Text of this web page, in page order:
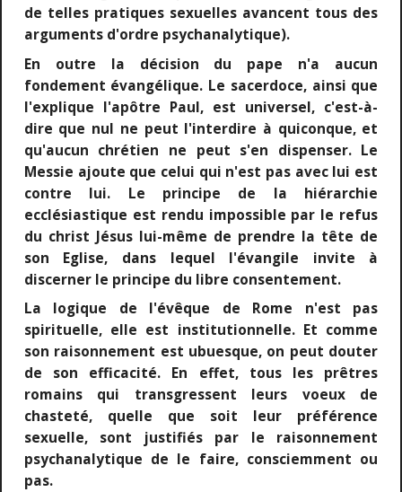
de telles pratiques sexuelles avancent tous des
arguments d'ordre psychanalytique).
En outre la décision du pape n'a aucun
fondement évangélique. Le sacerdoce, ainsi que
l'explique l'apôtre Paul, est universel, c'est-à-
dire que nul ne peut l'interdire à quiconque, et
qu'aucun chrétien ne peut s'en dispenser. Le
Messie ajoute que celui qui n'est pas avec lui est
contre lui. Le principe de la hiérarchie
ecclésiastique est rendu impossible par le refus
du christ Jésus lui-même de prendre la tête de
son Eglise, dans lequel l'évangile invite à
discerner le principe du libre consentement.
La logique de l'évêque de Rome n'est pas
spirituelle, elle est institutionnelle. Et comme
son raisonnement est ubuesque, on peut douter
de son efficacité. En effet, tous les prêtres
romains qui transgressent leurs voeux de
chasteté, quelle que soit leur préférence
sexuelle, sont justifiés par le raisonnement
psychanalytique de le faire, consciemment ou
pas.